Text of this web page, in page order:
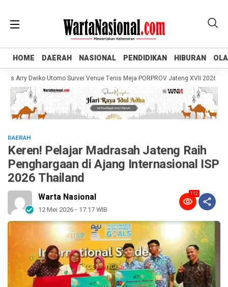
HOME DAERAH NASIONAL PENDIDIKAN HIBURAN
HOME DAERAH NASIONAL PENDIDIKAN HIBURAN
Dwiko Utomo Survei Venue Tenis Meja PORPROV Jateng XVII 2026,
DAERAH
Keren! Pelajar Madrasah Jateng Raih
Penghargaan di Ajang Internasional ISP
2026 Thailand
Warta Nasional
12 Mei 2026 - 17:17 WIB
112